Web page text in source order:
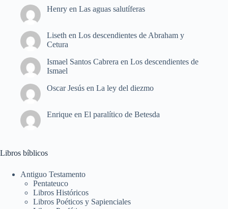
Henry en Las aguas salutíferas
Liseth en Los descendientes de Abraham y
Cetura
Ismael Santos Cabrera en Los descendientes de
Ismael
Oscar Jesús en La ley del diezmo
Enrique en El paralítico de Betesda
Libros bíblicos
Antiguo Testamento
Pentateuco
Libros Históricos
Libros Poéticos y Sapienciales